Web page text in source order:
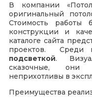
В компании
оригинальный
Стоимость работы
конструкции и
каталоге сайта
проектов. Среди
подсветкой.
сказочные,
неприхотливы в
Преимущества